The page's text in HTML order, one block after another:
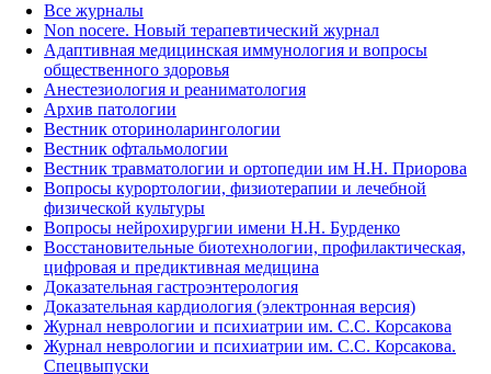
Все журналы
Non nocere. Новый терапевтический журнал
Адаптивная медицинская иммунология и вопросы
общественного здоровья
Анестезиология и реаниматология
Архив патологии
Вестник оториноларингологии
Вестник офтальмологии
Вестник травматологии и ортопедии им Н.Н. Приорова
Вопросы курортологии, физиотерапии и лечебной
физической культуры
Вопросы нейрохирургии имени Н.Н. Бурденко
Восстановительные биотехнологии, профилактическая,
цифровая и предиктивная медицина
Доказательная гастроэнтерология
Доказательная кардиология (электронная версия)
Журнал неврологии и психиатрии им. С.С. Корсакова
Журнал неврологии и психиатрии им. С.С. Корсакова.
Спецвыпуски